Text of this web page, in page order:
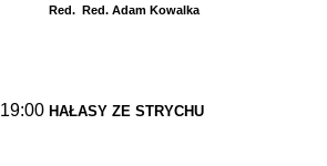
Red. Red. Adam Kowalka
19:00 HAŁASY ZE STRYCHU